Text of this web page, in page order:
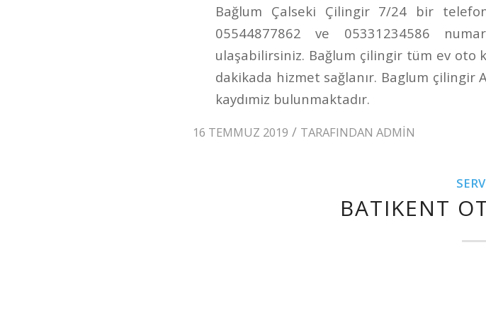
Bağlum Çalseki Çilingir 7/24 bir
05544877862 ve 05331234586
ulaşabilirsiniz. Bağlum çilingir tüm ev oto
dakikada hizmet sağlanır. Baglum çilingir
kaydımiz bulunmaktadır.
16 TEMMUZ 2019 / TARAFINDAN ADMIN
BATIKENT